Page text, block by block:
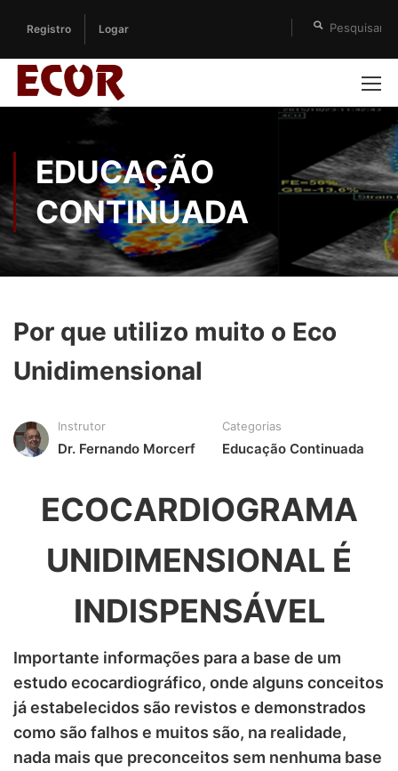
Registro Logar
EDUCAÇÃO
CONTINUADA
Por que utilizo muito o Eco
Unidimensional
Instrutor
Dr. Fernando Morcerf
Categorias
Educação Continuada
ECOCARDIOGRAMA
UNIDIMENSIONAL É
INDISPENSÁVEL
Importante informações para a base de um
estudo ecocardiográfico, onde alguns conceitos
já estabelecidos são revistos e demonstrados
como são falhos e muitos são, na realidade,
nada mais que preconceitos sem nenhuma base